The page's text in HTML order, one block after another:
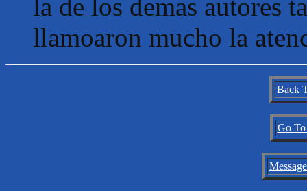
la de los demas autores
llamoaron mucho la
Back
Go